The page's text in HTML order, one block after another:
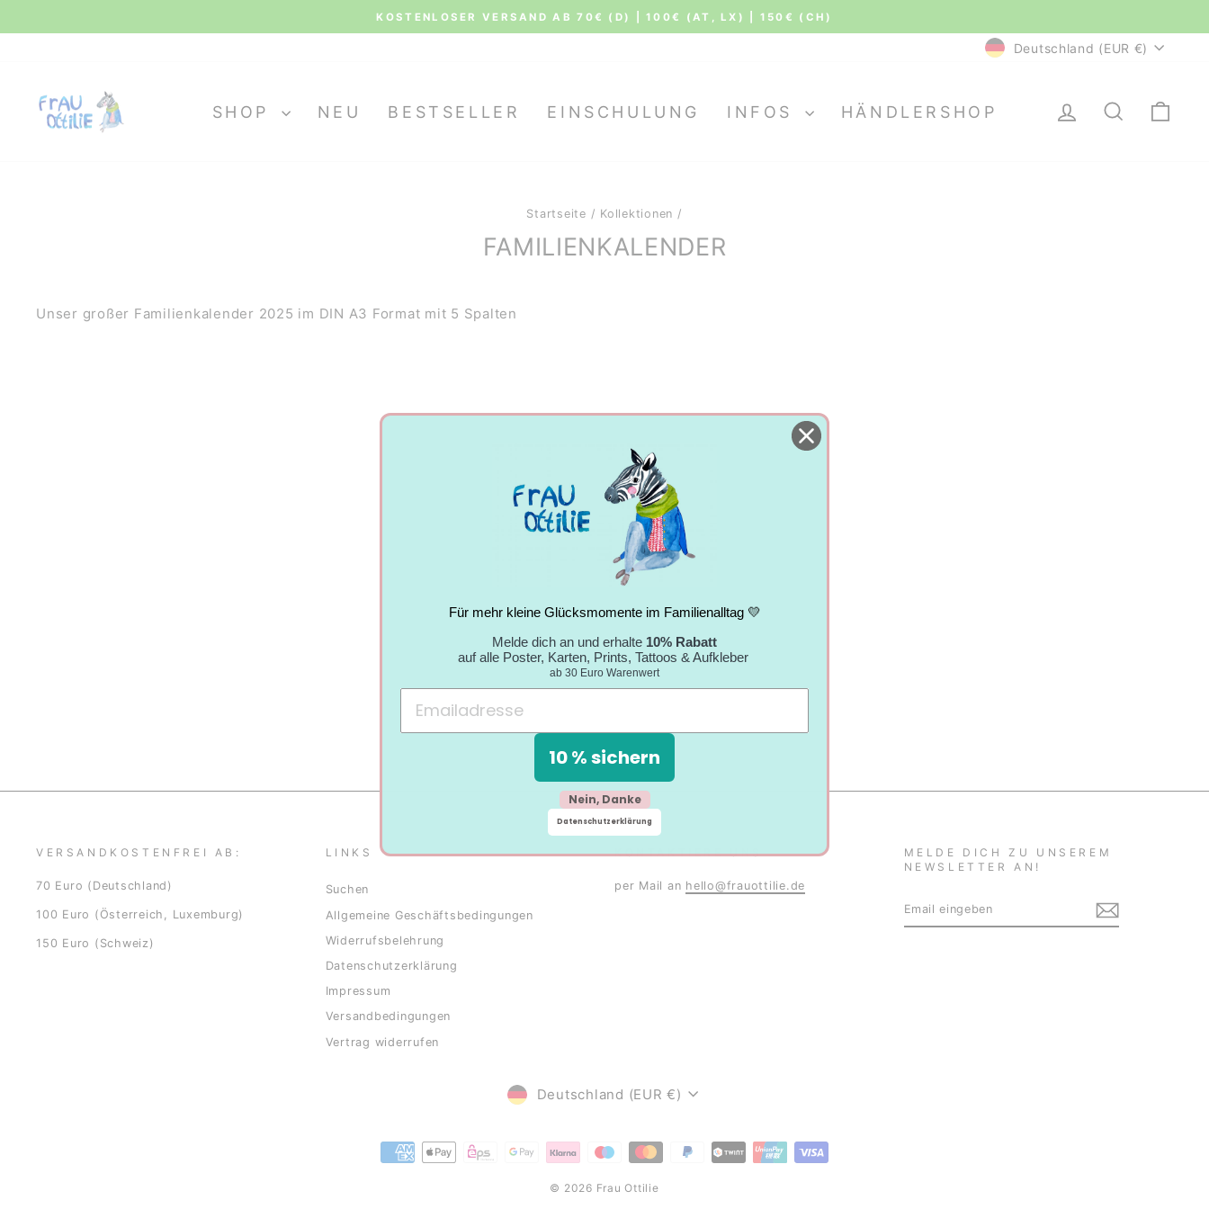
Pause
KOSTENLOSER VERSAND AB 70€ (D) | 100€ (AT, LX) | 150€ (CH)
WÄHRUNG
Deutschland (EUR €)
SHOP NEU BESTSELLER EINSCHULUNG INFOS HÄNDLERSHOP EINLOGGEN
SUCHE
Startseite / Kollektionen /
FAMILIENKALENDER
Unser großer Familienkalender 2025 im DIN A3 Format mit 5 Spalten
VERSANDKOSTENFREI AB:
70 Euro (Deutschland)
100 Euro (Österreich, Luxemburg)
150 Euro (Schweiz)
LINKS
Suchen
Allgemeine Geschäftsbedingungen
Widerrufsbelehrung
Datenschutzerklärung
Impressum
Versandbedingungen
Vertrag widerrufen
KONTAKTIERE UNS
per Mail an hello@frauottilie.de
MELDE DICH ZU UNSEREM
NEWSLETTER AN!
EINGEBEN
WÄHRUNG
Deutschland (EUR €)
© 2026 Frau Ottilie
Für mehr kleine Glücksmomente im Familienalltag 💛
Melde dich an und erhalte 10% Rabatt
auf alle Poster, Karten, Prints, Tattoos & Aufkleber
ab 30 Euro Warenwert
10 % sichern
Nein, Danke
Datenschutzerklärung